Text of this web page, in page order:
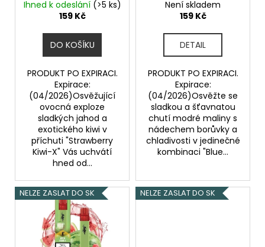
Kiwi X - 20mg - PO
EXPIRACI
Ihned k odeslání (>5 ks)
159 Kč
DO KOŠÍKU
PRODUKT PO EXPIRACI.
Expirace:
(04/2026)Osvěžující
ovocná exploze
sladkých jahod a
exotického kiwi v
příchuti "Strawberry
Kiwi-X" Vás uchvátí
hned od...
20mg - PO EXPIRACI
Není skladem
159 Kč
DETAIL
PRODUKT PO EXPIRACI.
Expirace:
(04/2026)Osvěžte se
sladkou a šťavnatou
chutí modré maliny s
nádechem borůvky a
chladivosti v jedinečné
kombinaci "Blue...
NELZE ZASLAT DO SK NELZE ZASLAT DO SK
HLEDAT
D
o